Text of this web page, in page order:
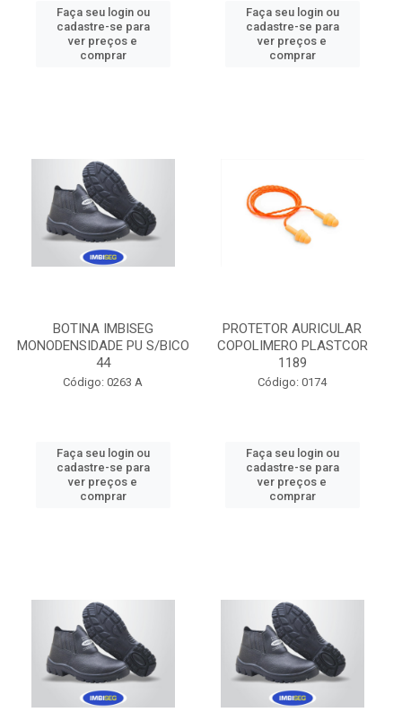
Faça seu login ou
cadastre-se para
ver preços e
comprar
Faça seu login ou
cadastre-se para
ver preços e
comprar
BOTINA IMBISEG
MONODENSIDADE PU S/BICO
44
Código: 0263 A
Faça seu login ou
cadastre-se para
ver preços e
comprar
PROTETOR AURICULAR
COPOLIMERO PLASTCOR
1189
Código: 0174
Faça seu login ou
cadastre-se para
ver preços e
comprar